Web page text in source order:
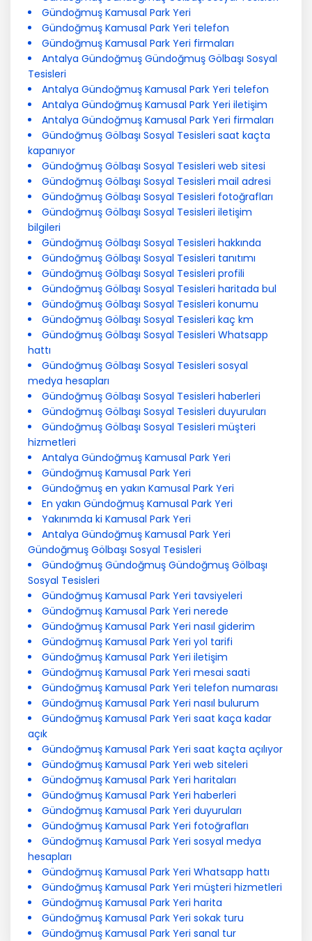
Gündoğmuş Kamusal Park Yeri
Gündoğmuş Kamusal Park Yeri telefon
Gündoğmuş Kamusal Park Yeri firmaları
Antalya Gündoğmuş Gündoğmuş Gölbaşı Sosyal
Tesisleri
Antalya Gündoğmuş Kamusal Park Yeri telefon
Antalya Gündoğmuş Kamusal Park Yeri iletişim
Antalya Gündoğmuş Kamusal Park Yeri firmaları
Gündoğmuş Gölbaşı Sosyal Tesisleri saat kaçta
kapanıyor
Gündoğmuş Gölbaşı Sosyal Tesisleri web sitesi
Gündoğmuş Gölbaşı Sosyal Tesisleri mail adresi
Gündoğmuş Gölbaşı Sosyal Tesisleri fotoğrafları
Gündoğmuş Gölbaşı Sosyal Tesisleri iletişim
bilgileri
Gündoğmuş Gölbaşı Sosyal Tesisleri hakkında
Gündoğmuş Gölbaşı Sosyal Tesisleri tanıtımı
Gündoğmuş Gölbaşı Sosyal Tesisleri profili
Gündoğmuş Gölbaşı Sosyal Tesisleri haritada bul
Gündoğmuş Gölbaşı Sosyal Tesisleri konumu
Gündoğmuş Gölbaşı Sosyal Tesisleri kaç km
Gündoğmuş Gölbaşı Sosyal Tesisleri Whatsapp
hattı
Gündoğmuş Gölbaşı Sosyal Tesisleri sosyal
medya hesapları
Gündoğmuş Gölbaşı Sosyal Tesisleri haberleri
Gündoğmuş Gölbaşı Sosyal Tesisleri duyuruları
Gündoğmuş Gölbaşı Sosyal Tesisleri müşteri
hizmetleri
Antalya Gündoğmuş Kamusal Park Yeri
Gündoğmuş Kamusal Park Yeri
Gündoğmuş en yakın Kamusal Park Yeri
En yakın Gündoğmuş Kamusal Park Yeri
Yakınımda ki Kamusal Park Yeri
Antalya Gündoğmuş Kamusal Park Yeri
Gündoğmuş Gölbaşı Sosyal Tesisleri
Gündoğmuş Gündoğmuş Gündoğmuş Gölbaşı
Sosyal Tesisleri
Gündoğmuş Kamusal Park Yeri tavsiyeleri
Gündoğmuş Kamusal Park Yeri nerede
Gündoğmuş Kamusal Park Yeri nasıl giderim
Gündoğmuş Kamusal Park Yeri yol tarifi
Gündoğmuş Kamusal Park Yeri iletişim
Gündoğmuş Kamusal Park Yeri mesai saati
Gündoğmuş Kamusal Park Yeri telefon numarası
Gündoğmuş Kamusal Park Yeri nasıl bulurum
Gündoğmuş Kamusal Park Yeri saat kaça kadar
açık
Gündoğmuş Kamusal Park Yeri saat kaçta açılıyor
Gündoğmuş Kamusal Park Yeri web siteleri
Gündoğmuş Kamusal Park Yeri haritaları
Gündoğmuş Kamusal Park Yeri haberleri
Gündoğmuş Kamusal Park Yeri duyuruları
Gündoğmuş Kamusal Park Yeri fotoğrafları
Gündoğmuş Kamusal Park Yeri sosyal medya
hesapları
Gündoğmuş Kamusal Park Yeri Whatsapp hattı
Gündoğmuş Kamusal Park Yeri müşteri hizmetleri
Gündoğmuş Kamusal Park Yeri harita
Gündoğmuş Kamusal Park Yeri sokak turu
Gündoğmuş Kamusal Park Yeri sanal tur